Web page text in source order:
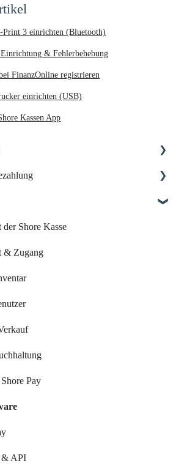
Print 3 einrichten (Bluetooth)
& Fehlerbehebung
FinanzOnline registrieren
einrichten (USB)
Kassen App
Shore
Zugang
Plattformen
Kurse
& Funktionen
Shore Kasse
& Zugang
Pay
& API